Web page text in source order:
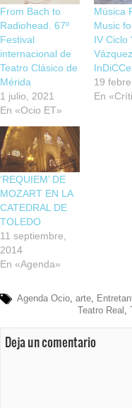
From Bach to
Radiohead. 67º
Festival
internacional de
Teatro Clásico de
Mérida
1 julio, 2021
En «Ocio ET»
Música
Music
IV Ciclo
19
En
‘REQUIEM’ DE
MOZART EN LA
CATEDRAL DE
TOLEDO
11 septiembre,
2014
En «Agenda»
Agenda Ocio, arte,
Teatro Real ,
Deja un comentario